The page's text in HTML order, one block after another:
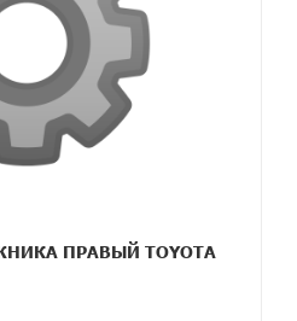
ПРАВЫЙ TOYOTA